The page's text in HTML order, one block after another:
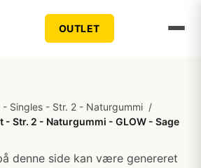
OUTLET
- Singles - Str. 2 - Naturgummi /
- Str. 2 - Naturgummi - GLOW - Sage
denne side kan være genereret